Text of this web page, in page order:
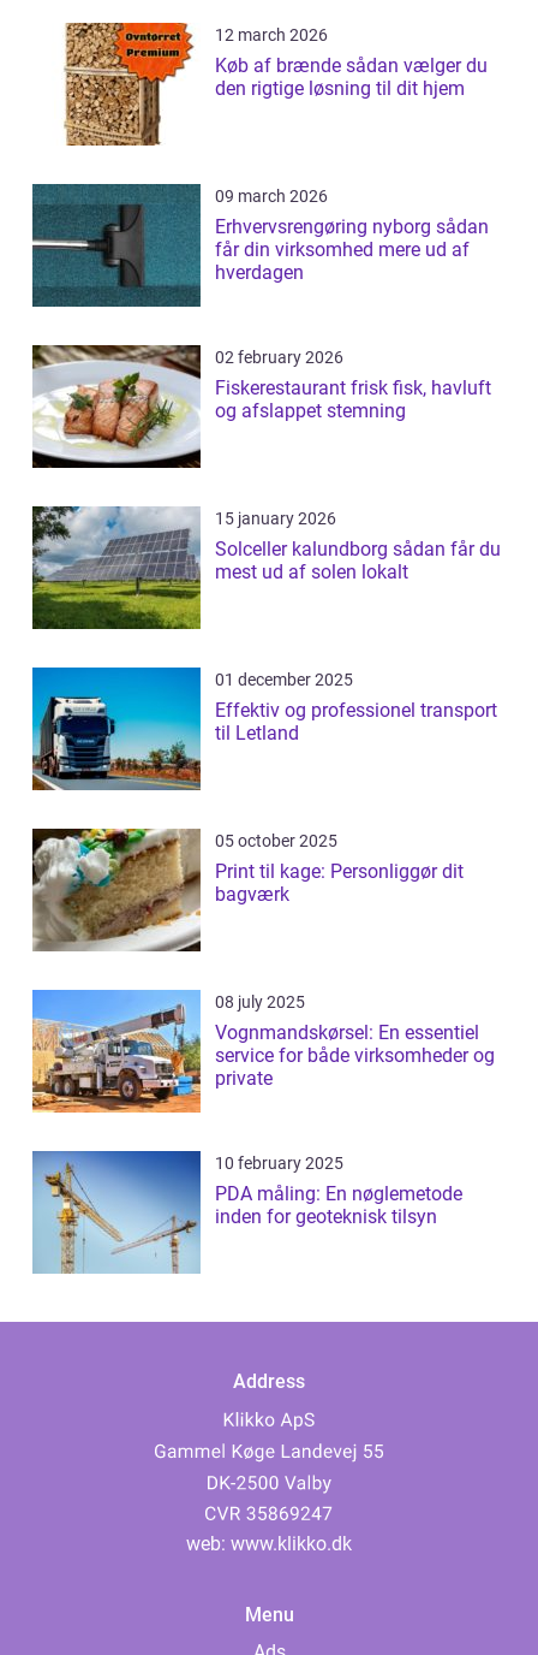
12 march 2026
Køb af brænde sådan vælger du
den rigtige løsning til dit hjem
09 march 2026
Erhvervsrengøring nyborg sådan
får din virksomhed mere ud af
hverdagen
02 february 2026
Fiskerestaurant frisk fisk, havluft
og afslappet stemning
15 january 2026
Solceller kalundborg sådan får du
mest ud af solen lokalt
01 december 2025
Effektiv og professionel transport
til Letland
05 october 2025
Print til kage: Personliggør dit
bagværk
08 july 2025
Vognmandskørsel: En essentiel
service for både virksomheder og
private
10 february 2025
PDA måling: En nøglemetode
inden for geoteknisk tilsyn
Address
web: www.klikko.dk
Menu